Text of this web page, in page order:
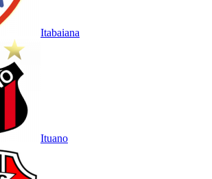
Itabaiana
Ituano